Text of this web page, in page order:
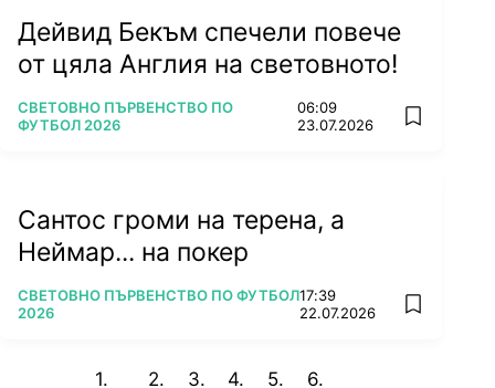
Дейвид Бекъм спечели повече
от цяла Англия на световното!
ПОВЕЧЕ ОТ
СВЕТОВНО ПЪРВЕНСТВО ПО
ФУТБОЛ 2026
06:09
23.07.2026
add
Сантос громи на терена, а
Неймар... на покер
ПОВЕЧЕ ОТ
СВЕТОВНО ПЪРВЕНСТВО ПО ФУТБОЛ
2026
17:39
22.07.2026
add